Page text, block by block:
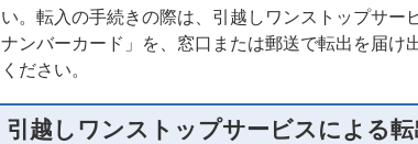
い。転入の手続きの際は、引越しワンストップサー
ナンバーカード」を、窓口または郵送で転出を届け
ください。
引越しワンストップサービスによる転